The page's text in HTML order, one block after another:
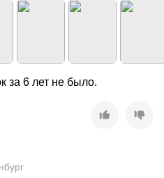
за 6 лет не было.